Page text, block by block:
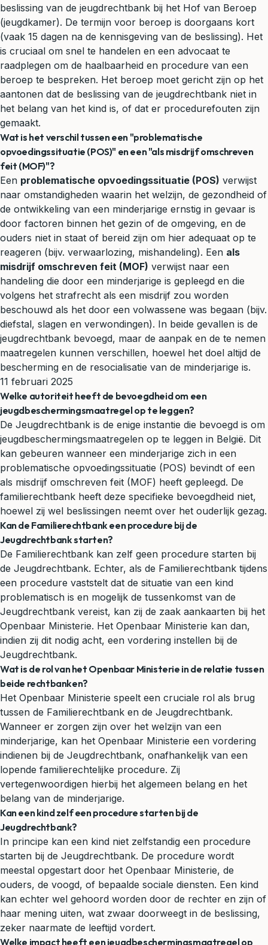
beslissing van de jeugdrechtbank bij het Hof van Beroep
(jeugdkamer). De termijn voor beroep is doorgaans kort
(vaak 15 dagen na de kennisgeving van de beslissing). Het
is cruciaal om snel te handelen en een advocaat te
raadplegen om de haalbaarheid en procedure van een
beroep te bespreken. Het beroep moet gericht zijn op het
aantonen dat de beslissing van de jeugdrechtbank niet in
het belang van het kind is, of dat er procedurefouten zijn
gemaakt.
Wat is het verschil tussen een "problematische
opvoedingssituatie (POS)" en een "als misdrijf omschreven
feit (MOF)"?
Een problematische opvoedingssituatie (POS) verwijst
naar omstandigheden waarin het welzijn, de gezondheid of
de ontwikkeling van een minderjarige ernstig in gevaar is
door factoren binnen het gezin of de omgeving, en de
ouders niet in staat of bereid zijn om hier adequaat op te
reageren (bijv. verwaarlozing, mishandeling). Een als
misdrijf omschreven feit (MOF) verwijst naar een
handeling die door een minderjarige is gepleegd en die
volgens het strafrecht als een misdrijf zou worden
beschouwd als het door een volwassene was begaan (bijv.
diefstal, slagen en verwondingen). In beide gevallen is de
jeugdrechtbank bevoegd, maar de aanpak en de te nemen
maatregelen kunnen verschillen, hoewel het doel altijd de
bescherming en de resocialisatie van de minderjarige is.
11 februari 2025
Welke autoriteit heeft de bevoegdheid om een
jeugdbeschermingsmaatregel op te leggen?
De Jeugdrechtbank is de enige instantie die bevoegd is om
jeugdbeschermingsmaatregelen op te leggen in België. Dit
kan gebeuren wanneer een minderjarige zich in een
problematische opvoedingssituatie (POS) bevindt of een
als misdrijf omschreven feit (MOF) heeft gepleegd. De
familierechtbank heeft deze specifieke bevoegdheid niet,
hoewel zij wel beslissingen neemt over het ouderlijk gezag.
Kan de Familierechtbank een procedure bij de
Jeugdrechtbank starten?
De Familierechtbank kan zelf geen procedure starten bij
de Jeugdrechtbank. Echter, als de Familierechtbank tijdens
een procedure vaststelt dat de situatie van een kind
problematisch is en mogelijk de tussenkomst van de
Jeugdrechtbank vereist, kan zij de zaak aankaarten bij het
Openbaar Ministerie. Het Openbaar Ministerie kan dan,
indien zij dit nodig acht, een vordering instellen bij de
Jeugdrechtbank.
Wat is de rol van het Openbaar Ministerie in de relatie tussen
beide rechtbanken?
Het Openbaar Ministerie speelt een cruciale rol als brug
tussen de Familierechtbank en de Jeugdrechtbank.
Wanneer er zorgen zijn over het welzijn van een
minderjarige, kan het Openbaar Ministerie een vordering
indienen bij de Jeugdrechtbank, onafhankelijk van een
lopende familierechtelijke procedure. Zij
vertegenwoordigen hierbij het algemeen belang en het
belang van de minderjarige.
Kan een kind zelf een procedure starten bij de
Jeugdrechtbank?
In principe kan een kind niet zelfstandig een procedure
starten bij de Jeugdrechtbank. De procedure wordt
meestal opgestart door het Openbaar Ministerie, de
ouders, de voogd, of bepaalde sociale diensten. Een kind
kan echter wel gehoord worden door de rechter en zijn of
haar mening uiten, wat zwaar doorweegt in de beslissing,
zeker naarmate de leeftijd vordert.
Welke impact heeft een jeugdbeschermingsmaatregel op